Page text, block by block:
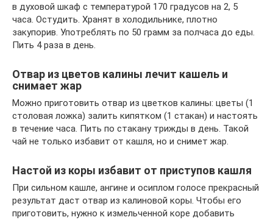
в духовой шкаф с температурой 170 градусов на 2, 5
часа. Остудить. Хранят в холодильнике, плотно
закупорив. Употреблять по 50 грамм за полчаса до еды.
Пить 4 раза в день.
Отвар из цветов калины лечит кашель и
снимает жар
Можно приготовить отвар из цветков калины: цветы (1
столовая ложка) залить кипятком (1 стакан) и настоять
в течение часа. Пить по стакану трижды в день. Такой
чай не только избавит от кашля, но и снимет жар.
Настой из коры избавит от приступов кашля
При сильном кашле, ангине и осиплом голосе прекрасный
результат даст отвар из калиновой коры. Чтобы его
приготовить, нужно к измельченной коре добавить